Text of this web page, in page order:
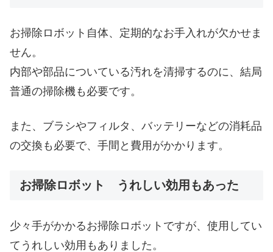
お掃除ロボット自体、定期的なお手入れが欠かせま
せん。
内部や部品についている汚れを清掃するのに、結局
普通の掃除機も必要です。
また、ブラシやフィルタ、バッテリーなどの消耗品
の交換も必要で、手間と費用がかかります。
お掃除ロボット うれしい効用もあった
少々手がかかるお掃除ロボットですが、使用してい
てうれしい効用もありました。